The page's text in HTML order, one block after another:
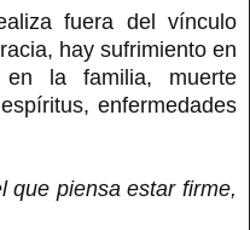
fuera del vínculo
hay sufrimiento en
la familia, muerte
enfermedades
que piensa estar firme,